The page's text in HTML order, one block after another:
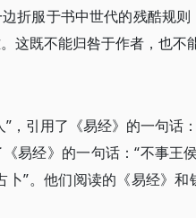
折服于书中世代的残酷规
这既不能归咎于作者，也不
”，引用了《易经》的一句话
易经》的一句话：“不事王
卜”。他们阅读的《易经》